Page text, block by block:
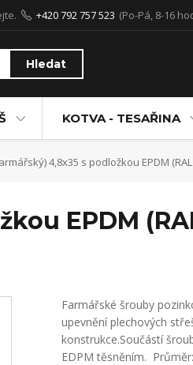
Hledat
+420 792 757 523 (Po-Pá, 8-16
KOTVA - TESAŘINA
4,8x35 s podložkou EPDM
EPDM
Farmářské šrouby
upevnění plechových
konstrukce.Součástí
EDPM těsněním.